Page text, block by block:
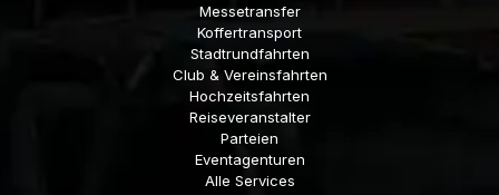
Messetransfer
Koffertransport
Stadtrundfahrten
Club & Vereinsfahrten
Hochzeitsfahrten
Reiseveranstalter
Parteien
Eventagenturen
Alle Services